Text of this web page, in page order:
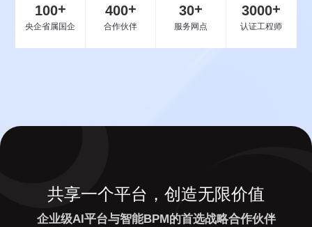
100+
央企省属国企
400+
合作伙伴
30+
服务网点
3000+
认证工程师
共享一个平台，创造无限价值
企业级AI平台与智能BPM的首选战略合作伙伴